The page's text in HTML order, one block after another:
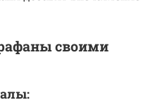
своими